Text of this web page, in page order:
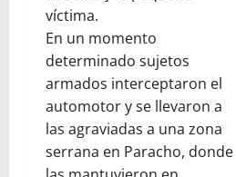
víctima.
En un momento
determinado sujetos
armados interceptaron el
automotor y se llevaron a
las agraviadas a una zona
serrana en Paracho, donde